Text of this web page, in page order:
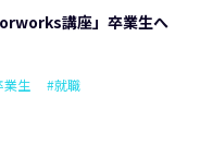
講座」卒業生へ
業生
#就職